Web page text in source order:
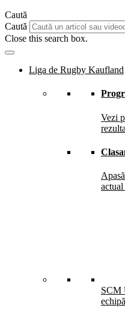
Caută
Caută
Close this search box.
Liga de Rugby Kaufland
Vezi
SCM
echipă